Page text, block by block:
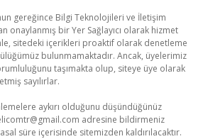
gereğince Bilgi Teknolojileri ve İletişim
onaylanmış bir Yer Sağlayıcı olarak hizmet
sitedeki içerikleri proaktif olarak denetleme
bulunmamaktadır. Ancak, üyelerimiz
taşımakta olup, siteye üye olarak
sayılırlar.
aykırı olduğunu düşündüğünüz
adresine bildirmeniz
süre içerisinde sitemizden kaldırılacaktır.